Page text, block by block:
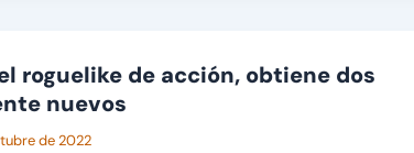
roguelike de acción, obtiene dos
nuevos
de 2022